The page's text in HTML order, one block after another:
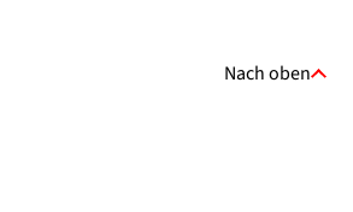
Nach oben